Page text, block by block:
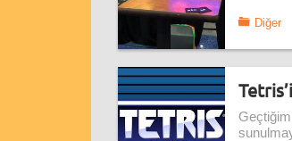
Diğer